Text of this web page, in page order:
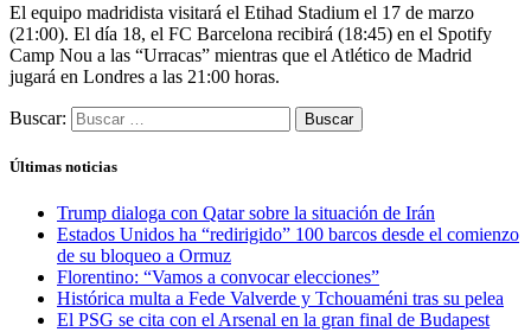
El equipo madridista visitará el Etihad Stadium el 17 de marzo
(21:00). El día 18, el FC Barcelona recibirá (18:45) en el Spotify
Camp Nou a las “Urracas” mientras que el Atlético de Madrid
jugará en Londres a las 21:00 horas.
Buscar:
Últimas noticias
Trump dialoga con Qatar sobre la situación de Irán
Estados Unidos ha “redirigido” 100 barcos desde el comienzo
de su bloqueo a Ormuz
Florentino: “Vamos a convocar elecciones”
Histórica multa a Fede Valverde y Tchouaméni tras su pelea
El PSG se cita con el Arsenal en la gran final de Budapest